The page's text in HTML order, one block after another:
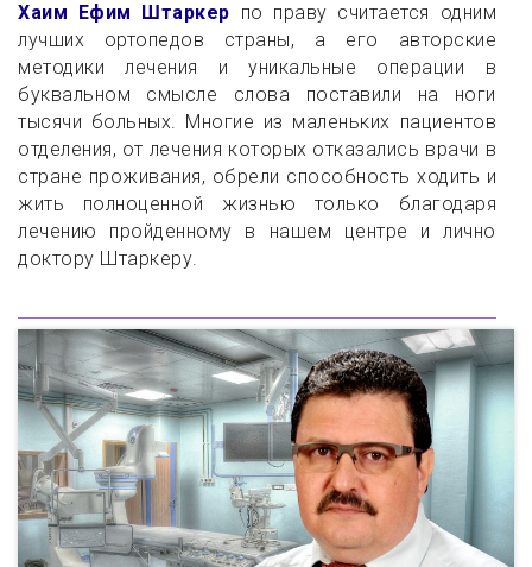
Хаим Ефим Штаркер по праву считается одним
лучших ортопедов страны, а его авторские
методики лечения и уникальные операции в
буквальном смысле слова поставили на ноги
тысячи больных. Многие из маленьких пациентов
отделения, от лечения которых отказались врачи в
стране проживания, обрели способность ходить и
жить полноценной жизнью только благодаря
лечению пройденному в нашем центре и лично
доктору Штаркеру.